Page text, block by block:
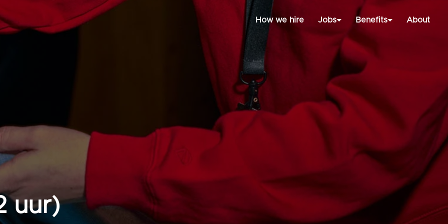
How we hire Jobs Benefits About
uur)